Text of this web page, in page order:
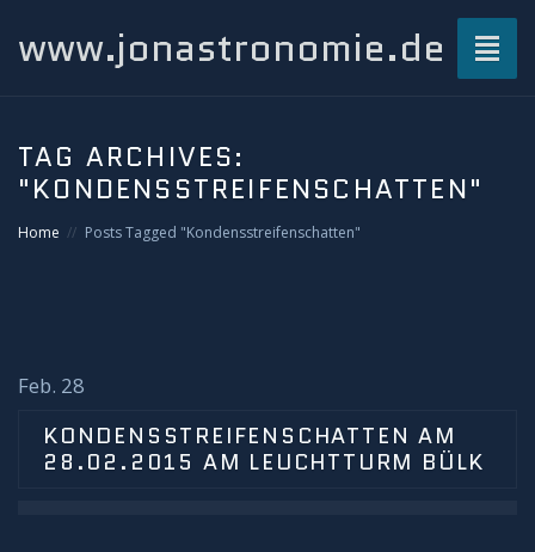
www.jonastronomie.de
Beiträge
Gewitterblitze
Grüner Blitz
TAG ARCHIVES:
"KONDENSSTREIFENSCHATTEN"
Home Posts Tagged "Kondensstreifenschatten"
Feb. 28
KONDENSSTREIFENSCHATTEN AM
28.02.2015 AM LEUCHTTURM BÜLK